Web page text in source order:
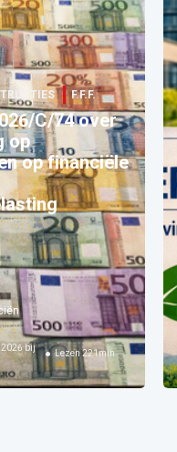
F.F.F.
C/74 over
op
op financiële
bij
Lezen 221min